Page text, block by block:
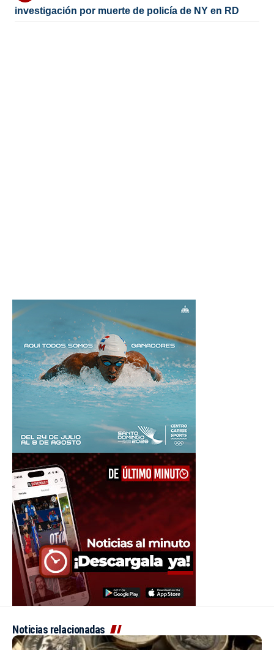
investigación por muerte de policía de NY en RD
Noticias relacionadas